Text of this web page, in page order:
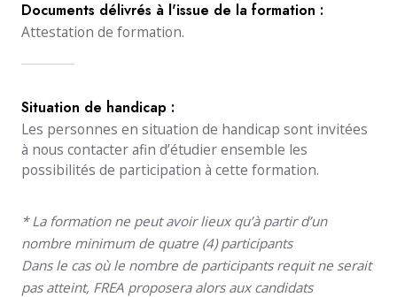
Documents délivrés à l'issue de la formation :
Attestation de formation.
Situation de handicap :
Les personnes en situation de handicap sont invitées
à nous contacter afin d’étudier ensemble les
possibilités de participation à cette formation.
* La formation ne peut avoir lieux qu’à partir d’un
nombre minimum de quatre (4) participants
Dans le cas où le nombre de participants requit ne serait
pas atteint, FREA proposera alors aux candidats